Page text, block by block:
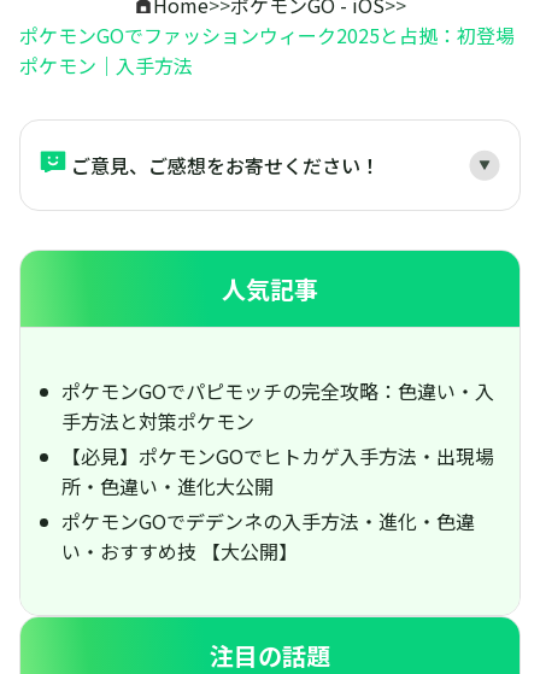
ポケモンGOでファッションウィーク2025と占拠：初登場
ポケモン｜入手方法
ご意見、ご感想をお寄せください！
人気記事
ポケモンGOでパピモッチの完全攻略：色違い・入
手方法と対策ポケモン
【必見】ポケモンGOでヒトカゲ入手方法・出現場
所・色違い・進化大公開
ポケモンGOでデデンネの入手方法・進化・色違
い・おすすめ技 【大公開】
注目の話題